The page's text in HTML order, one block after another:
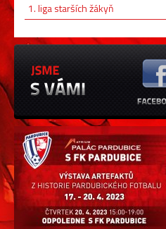
1. liga starších žákyň